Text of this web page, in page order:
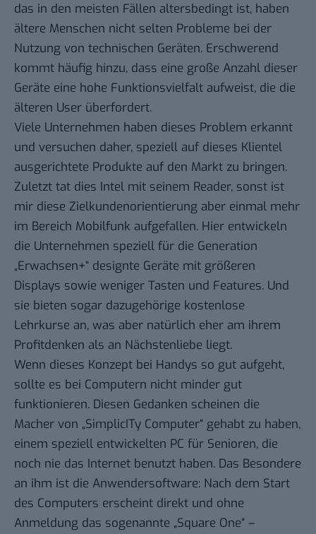
das in den meisten Fällen altersbedingt ist, haben
ältere Menschen nicht selten Probleme bei der
Nutzung von technischen Geräten. Erschwerend
kommt häufig hinzu, dass eine große Anzahl dieser
Geräte eine hohe Funktionsvielfalt aufweist, die die
älteren User überfordert.
Viele Unternehmen haben dieses Problem erkannt
und versuchen daher, speziell auf dieses Klientel
ausgerichtete Produkte auf den Markt zu bringen.
Zuletzt tat dies Intel mit seinem Reader, sonst ist
mir diese Zielkundenorientierung aber einmal mehr
im Bereich Mobilfunk aufgefallen. Hier entwickeln
die Unternehmen speziell für die Generation
„Erwachsen+“ designte Geräte mit größeren
Displays sowie weniger Tasten und Features. Und
sie bieten sogar dazugehörige kostenlose
Lehrkurse an, was aber natürlich eher am ihrem
Profitdenken als an Nächstenliebe liegt.
Wenn dieses Konzept bei Handys so gut aufgeht,
sollte es bei Computern nicht minder gut
funktionieren. Diesen Gedanken scheinen die
Macher von „SimplicITy Computer“ gehabt zu haben,
einem speziell entwickelten PC für Senioren, die
noch nie das Internet benutzt haben. Das Besondere
an ihm ist die Anwendersoftware: Nach dem Start
des Computers erscheint direkt und ohne
Anmeldung das sogenannte „Square One“ –